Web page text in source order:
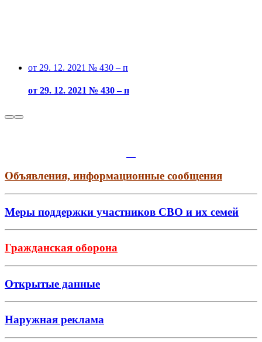
от 29. 12. 2021 № 430 – п
от 29. 12. 2021 № 430 – п
Объявления, информационные сообщения
Меры поддержки участников СВО и их семей
Гражданская оборона
Открытые данные
Наружная реклама